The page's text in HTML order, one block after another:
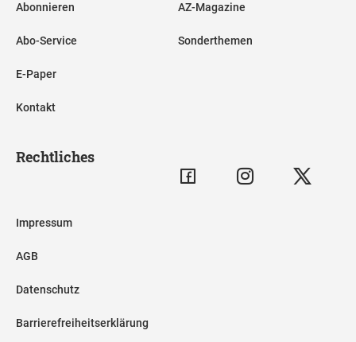
Abonnieren
Abo-Service
E-Paper
Kontakt
AZ-Magazine
Sonderthemen
Rechtliches
Impressum
AGB
Datenschutz
Barrierefreiheitserklärung